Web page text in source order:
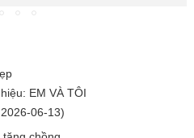
EM VÀ TÔI
06-13)